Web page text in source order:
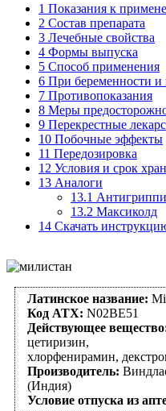
1 Показания к
2 Состав препарата
3 Лечебные свойства
4 Формы выпуска
5 Способ применения
6 При беременности и
7 Противопоказания
8 Меры
9 Перекрестные
10 Побочные эффекты
11 Передозировка
12 Условия и срок
13 Аналоги
13.1
13.2 Максиколд
14 Скачать
Латинское название:
Код АТХ: N02BE51
Действующее
цетиризин,
хлорфенирамин,
Производитель:
(Индия)
Условие отпуска из